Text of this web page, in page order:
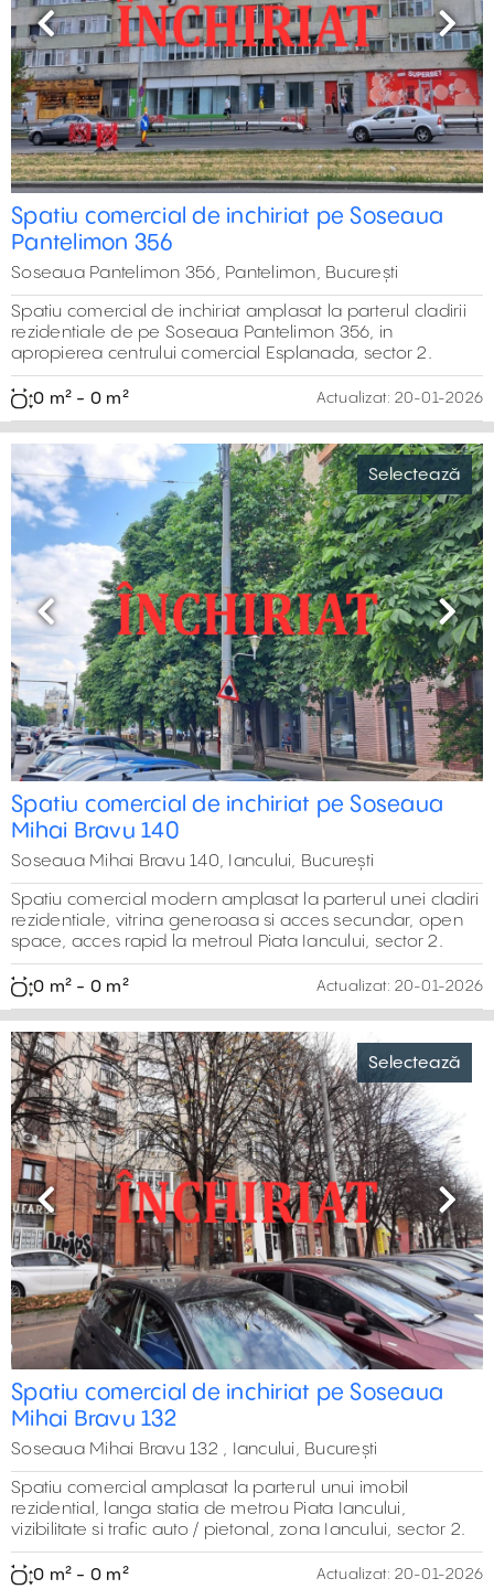
0 m²
0 m²
0 m²
7
6 9
Previous Next
Spatiu comercial de inchiriat pe Soseaua
Pantelimon 356
Soseaua Pantelimon 356, Pantelimon, București
Spatiu comercial de inchiriat amplasat la parterul cladirii
rezidentiale de pe Soseaua Pantelimon 356, in
apropierea centrului comercial Esplanada, sector 2.
0 m² - 0 m² Actualizat: 20-01-2026
Selectează
Previous Next
Spatiu comercial de inchiriat pe Soseaua
Mihai Bravu 140
Soseaua Mihai Bravu 140, Iancului, București
Spatiu comercial modern amplasat la parterul unei cladiri
rezidentiale, vitrina generoasa si acces secundar, open
space, acces rapid la metroul Piata Iancului, sector 2.
0 m² - 0 m² Actualizat: 20-01-2026
Selectează
Previous Next
Spatiu comercial de inchiriat pe Soseaua
Mihai Bravu 132
Soseaua Mihai Bravu 132 , Iancului, București
Spatiu comercial amplasat la parterul unui imobil
rezidential, langa statia de metrou Piata Iancului,
vizibilitate si trafic auto / pietonal, zona Iancului, sector 2.
0 m² - 0 m² Actualizat: 20-01-2026